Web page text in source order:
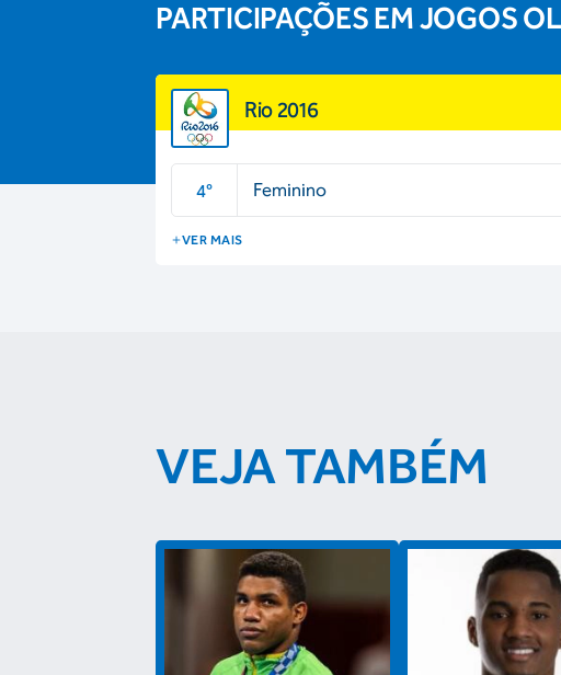
PARTICIPAÇÕES EM JOGOS
Rio 2016
4° Feminino
VER MAIS
VEJA TAMBÉM